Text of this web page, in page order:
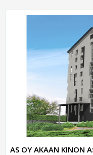
AS OY AKAAN KINON